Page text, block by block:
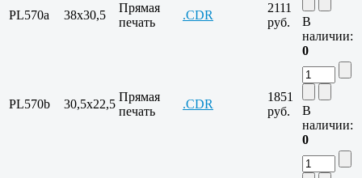
PL570a 38x30,5
Прямая
печать
.CDR
2111
руб.
В
наличии:
0
PL570b 30,5x22,5
Прямая
печать
.CDR
1851
руб.
В
наличии:
0